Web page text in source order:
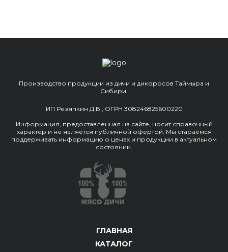
Производство продукции из дичи и дикоросов Таймыра и
Сибири.
ИП Резяпкин Д.В., ОГРН 308246825600220
Информация, предоставленная на сайте, носит справочный
характер и не является публичной офертой. Мы стараемся
поддерживать информацию о ценах и продукции в актуальном
состоянии.
ГЛАВНАЯ
КАТАЛОГ